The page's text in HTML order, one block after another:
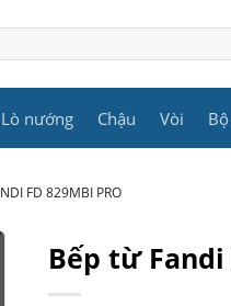
Lò nướng Chậu Vòi
FD 829MBI PRO
Bếp từ Fandi